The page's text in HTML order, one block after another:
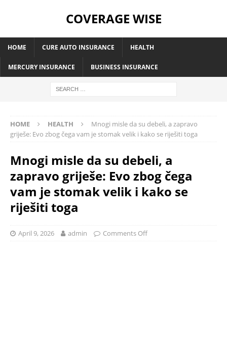
COVERAGE WISE
HOME CURE AUTO INSURANCE HEALTH
MERCURY INSURANCE BUSINESS INSURANCE
HOME HEALTH
Mnogi misle da su debeli, a zapravo
griješe: Evo zbog čega vam je stomak velik i kako se riješiti toga
Mnogi misle da su debeli, a
zapravo griješe: Evo zbog čega
vam je stomak velik i kako se
riješiti toga
April 9, 2026 admin Comments Off